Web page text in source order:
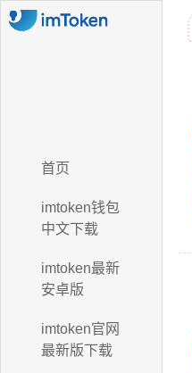
首页
imtoken钱包
中文下载
imtoken最新
安卓版
imtoken官网
最新版下载